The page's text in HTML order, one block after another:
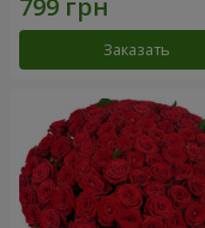
Заказать